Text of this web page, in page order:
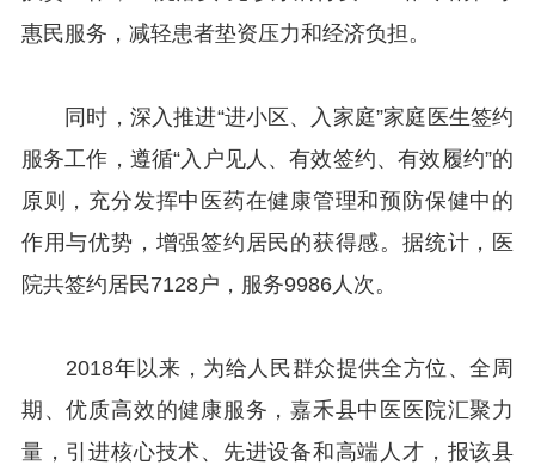
惠民服务，减轻患者垫资压力和经济负担。
同时，深入推进“进小区、入家庭”家庭医生签约
服务工作，遵循“入户见人、有效签约、有效履约”的
原则，充分发挥中医药在健康管理和预防保健中的
作用与优势，增强签约居民的获得感。据统计，医
院共签约居民7128户，服务9986人次。
2018年以来，为给人民群众提供全方位、全周
期、优质高效的健康服务，嘉禾县中医医院汇聚力
量，引进核心技术、先进设备和高端人才，报该县